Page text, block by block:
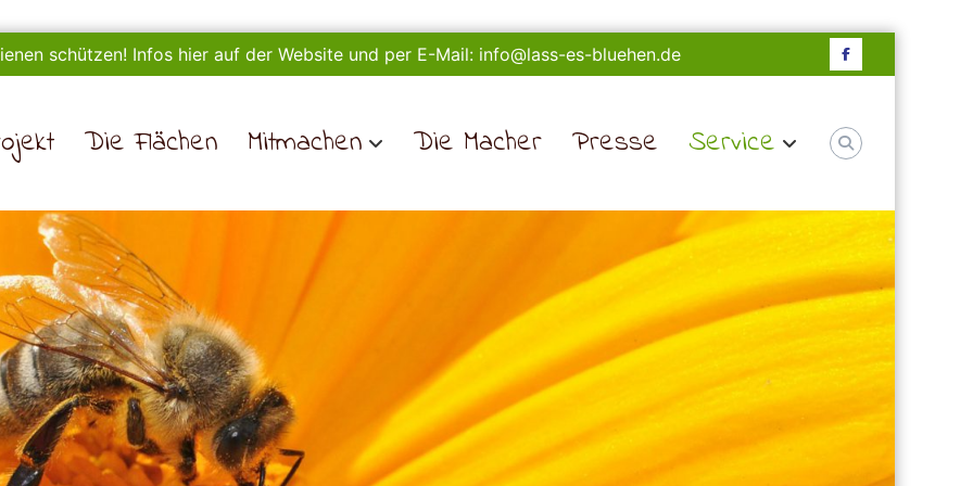
schützen! Infos hier auf der Website und per E-Mail: info@lass-es-bluehen.de Facebook
Die Flächen Mitmachen Die Macher Presse Service